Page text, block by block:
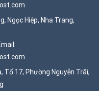
Ngọc Hiệp, Nha Trang,
Tổ 17, Phường Nguyễn Trãi,